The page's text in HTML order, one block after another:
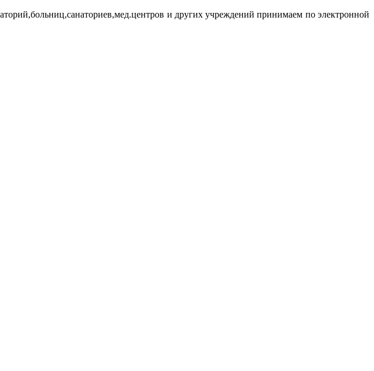
и других учреждений принимаем по электронной